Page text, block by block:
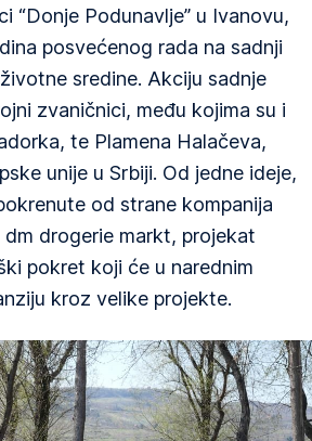
“Donje Podunavlje” u Ivanovu,
posvećenog rada na sadnji
sredine. Akciju sadnje
zvaničnici, među kojima su i
te Plamena Halačeva,
unije u Srbiji. Od jedne ideje,
od strane kompanija
drogerie markt, projekat
pokret koji će u narednim
kroz velike projekte.